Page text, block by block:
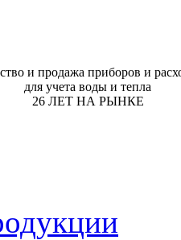
и продажа приборов и
для учета воды и тепла
26 ЛЕТ НА РЫНКЕ